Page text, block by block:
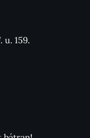
u. 159.